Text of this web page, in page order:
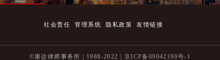
社会责任 管理系统 隐私政策 友情链接
©康达律师事务所 | 1988-2022 | 京ICP备09042190号-1